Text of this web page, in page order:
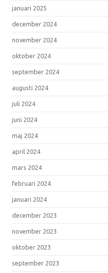
januari 2025
december 2024
november 2024
oktober 2024
september 2024
augusti 2024
juli 2024
juni 2024
maj 2024
april 2024
mars 2024
februari 2024
januari 2024
december 2023
november 2023
oktober 2023
september 2023